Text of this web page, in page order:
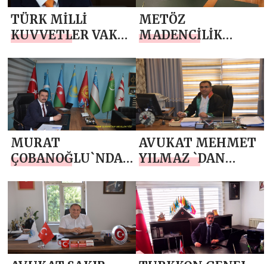
TÜRK MİLLİ
KUVVETLER VAKFI
DR. FATİH
ŞİMGA`DAN
MEVLİD KANDİLİ
MESAJI
METÖZ
MADENCİLİK
YÖNETİM KURULU
BAŞKANI MEHMET
ŞEKER`DEN
MEVLİD KANDİLİ
MESAJI
MURAT
ÇOBANOĞLU`NDAN
MESAJI
AVUKAT MEHMET
YILMAZ `DAN
MESAJI